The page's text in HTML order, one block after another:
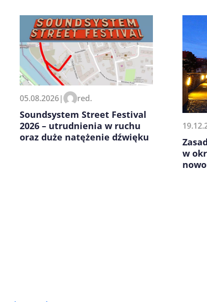
Zapamiętaj moje dane w
kolejnych komentarzy.
05.08.2026| red.
Soundsystem Street Festival
2026 – utrudnienia w ruchu
oraz duże natężenie dźwięku
w